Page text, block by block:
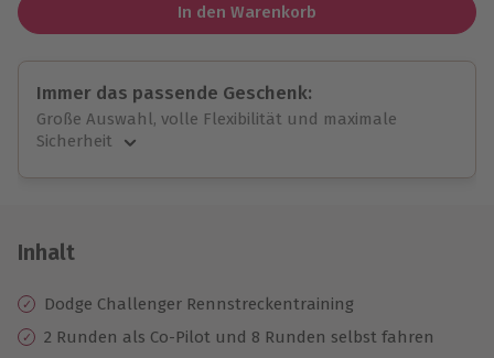
In den Warenkorb
Immer das passende Geschenk:
Große Auswahl, volle Flexibilität und maximale
Sicherheit
Jeder Gutschein für alle Erlebnisse einlösbar.
10 Jahre gültig & verlängerbar.
Inhalt
Dodge Challenger Rennstreckentraining
2 Runden als Co-Pilot und 8 Runden selbst fahren